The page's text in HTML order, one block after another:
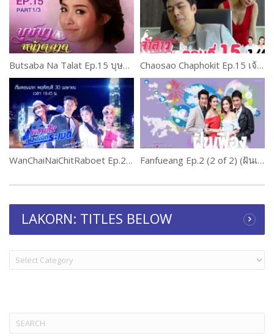
Butsaba Na Talat Ep.15 บุษบาหน้าตลาด Chaosao Chaphokit Ep.15 เจ้าสาวเฉพาะกิจ
WanChaiNaiChitRaboet Ep.28 หวานใจนายจิตระเบิด Fanfueang Ep.2 (2 of 2) (ฝันเฟื่อง)
LAKORN: TITLES BELOW
LAKORN:
TITLES
Search
for: